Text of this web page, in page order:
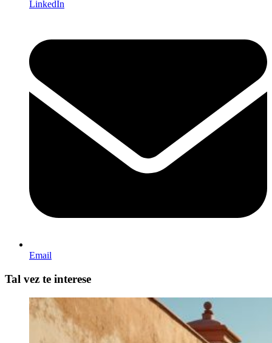
LinkedIn
Email
Tal vez te interese